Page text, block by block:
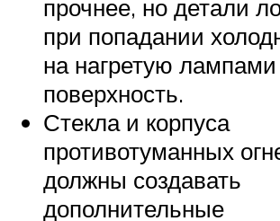
прочнее, но детали
при попадании
на нагретую лампами
поверхность.
Стекла и корпуса
противотуманных
должны создавать
дополнительные